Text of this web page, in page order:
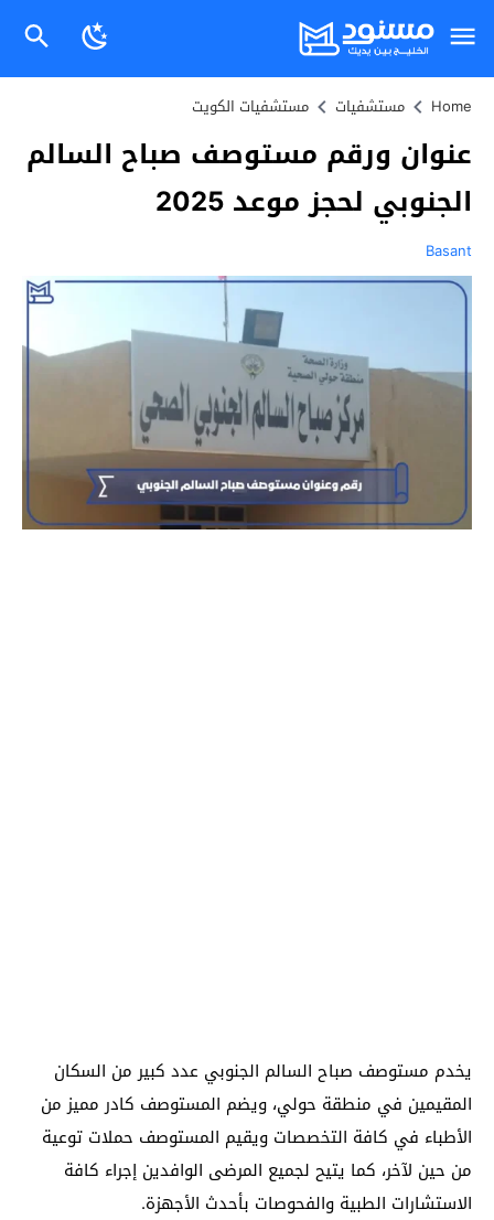
Home مستشفيات مستشفيات الكويت
عنوان ورقم مستوصف صباح السالم
الجنوبي لحجز موعد 2025
Basant
يخدم مستوصف صباح السالم الجنوبي عدد كبير من السكان
المقيمين في منطقة حولي، ويضم المستوصف كادر مميز من
الأطباء في كافة التخصصات ويقيم المستوصف حملات توعية
من حين لآخر، كما يتيح لجميع المرضى الوافدين إجراء كافة
الاستشارات الطبية والفحوصات بأحدث الأجهزة.